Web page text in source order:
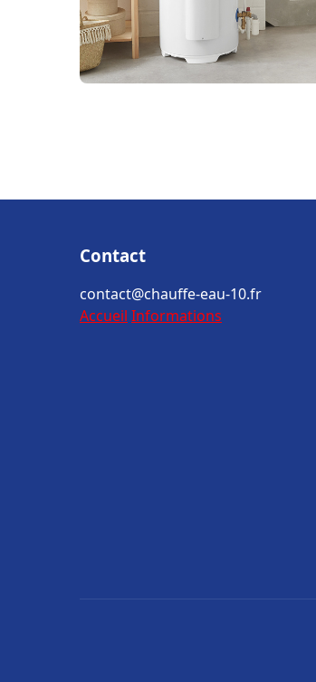
Contact
contact@chauffe-eau-10.fr
Accueil Informations